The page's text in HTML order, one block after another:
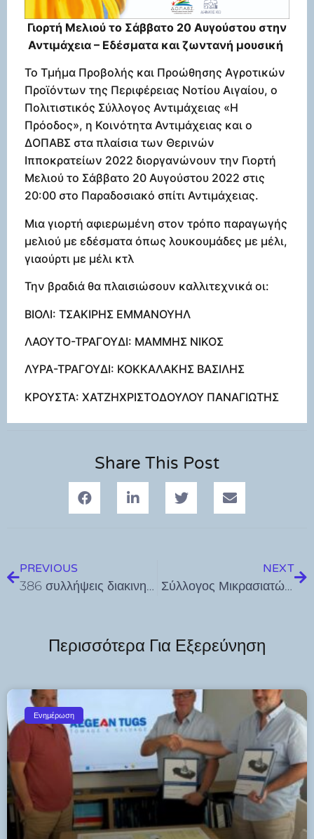
Γιορτή Μελιού το Σάββατο 20 Αυγούστου στην
Αντιμάχεια – Εδέσματα και ζωντανή μουσική
Το Τμήμα Προβολής και Προώθησης Αγροτικών
Προϊόντων της Περιφέρειας Νοτίου Αιγαίου, ο
Πολιτιστικός Σύλλογος Αντιμάχειας «Η
Πρόοδος», η Κοινότητα Αντιμάχειας και ο
ΔΟΠΑΒΣ στα πλαίσια των Θερινών
Ιπποκρατείων 2022 διοργανώνουν την Γιορτή
Μελιού το Σάββατο 20 Αυγούστου 2022 στις
20:00 στο Παραδοσιακό σπίτι Αντιμάχειας.
Μια γιορτή αφιερωμένη στον τρόπο παραγωγής
μελιού με εδέσματα όπως λουκουμάδες με μέλι,
γιαούρτι με μέλι κτλ
Την βραδιά θα πλαισιώσουν καλλιτεχνικά οι:
ΒΙΟΛΙ: ΤΣΑΚΙΡΗΣ ΕΜΜΑΝΟΥΗΛ
ΛΑΟΥΤΟ-ΤΡΑΓΟΥΔΙ: ΜΑΜΜΗΣ ΝΙΚΟΣ
ΛΥΡΑ-ΤΡΑΓΟΥΔΙ: ΚΟΚΚΑΛΑΚΗΣ ΒΑΣΙΛΗΣ
ΚΡΟΥΣΤΑ: ΧΑΤΖΗΧΡΙΣΤΟΔΟΥΛΟΥ ΠΑΝΑΓΙΩΤΗΣ
Share This Post
PREVIOUS
386 συλλήψεις διακινητών μη νόμιμων μεταναστών στα Ελληνοτουρκικά χερσαία και θαλάσσια σύνορα το πρώτο 7μηνο του 2022
NEXT
Σύλλογος Μικρασιατών Κω «Ο Ηρόδοτος»: Μουσικό Αφιέρωμα «Στη Μνήμη μιας Επετείου 100 χρόνια μετά» την Κυριακή 21 Αυγούστου στο Ρωμαϊκό Ωδείο. Προκράτηση δωρεάν θέσεων: exas.gr
Περισσότερα Για Εξερεύνηση
Ενημέρωση